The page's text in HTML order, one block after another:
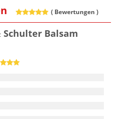
( Bewertungen )
Schulter Balsam